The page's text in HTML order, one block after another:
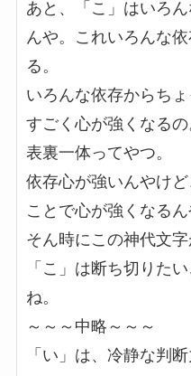
あと、「こ」はいろ
んや。これいろんな
る。
いろんな依存からち
すごく心が強くなるの
表裏一体ってやつ。
依存心が強いんやけ
ことで心が強くなるん
そん時にこの神代文字
「こ」は断ち切りた
ね。
～～～中略～～～
「い」は、冷静な判